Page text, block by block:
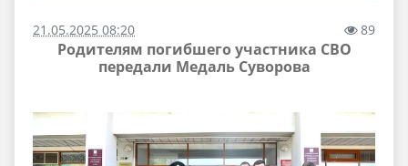
21.05.2025 08:20 89
Родителям погибшего участника СВО
передали Медаль Суворова